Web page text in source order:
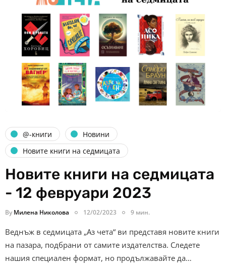
@-книги
Новини
Новите книги на седмицата
Новите книги на седмицата
- 12 февруари 2023
By Милена Николова 12/02/2023 9 мин.
Веднъж в седмицата „Аз чета“ ви представя новите книги
на пазара, подбрани от самите издателства. Следете
нашия специален формат, но продължавайте да…